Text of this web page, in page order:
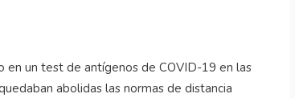
2013(Slide
Caption 02)
Title 02)
un test de antígenos de COVID-19 en las
abolidas las normas de distancia